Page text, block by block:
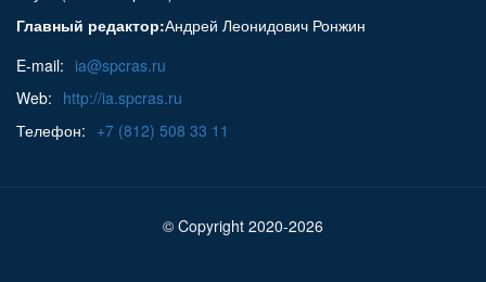
Главный редактор:Андрей Леонидович Ронжин
E-mail: ia@spcras.ru
Web: http://ia.spcras.ru
Телефон: +7 (812) 508 33 11
© Copyright 2020-2026